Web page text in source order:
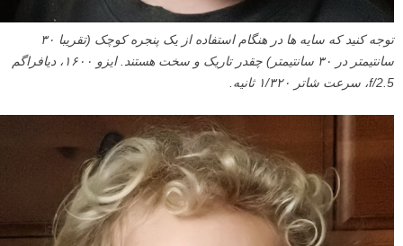
توجه کنید که سایه ها در هنگام استفاده از یک پنجره کوچک (تقریبا ۳۰
سانتیمتر در ۳۰ سانتیمتر) چقدر تاریک و سخت هستند. ایزو ۱۶۰۰، دیافراگم
f/2.5، سرعت شاتر ۱/۳۲۰ ثانیه.